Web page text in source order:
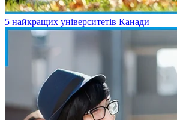
5 найкращих університетів Канади